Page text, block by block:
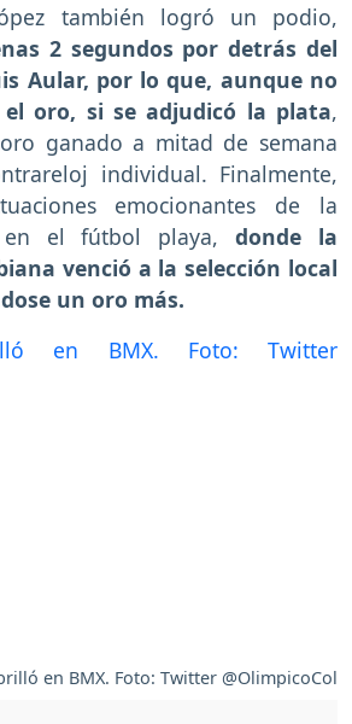
también logró un podio,
2 segundos por detrás del
Aular, por lo que, aunque no
oro, si se adjudicó la plata,
ganado a mitad de semana
individual. Finalmente,
emocionantes de la
en el fútbol playa,donde la
venció a la selección local
un oro más.
en BMX. Foto: Twitter @OlimpicoCol